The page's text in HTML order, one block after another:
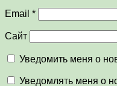
Email *
Сайт
Уведомить меня о
Уведомлять меня о